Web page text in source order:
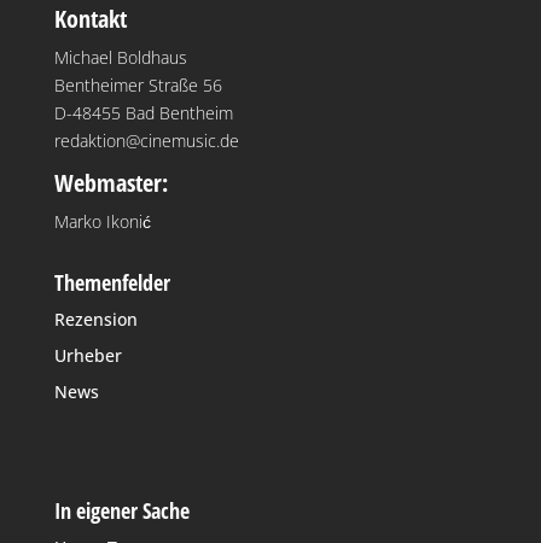
Kontakt
Michael Boldhaus
Bentheimer Straße 56
D-48455 Bad Bentheim
redaktion@cinemusic.de
Webmaster:
Marko Ikonić
Themenfelder
Rezension
Urheber
News
In eigener Sache